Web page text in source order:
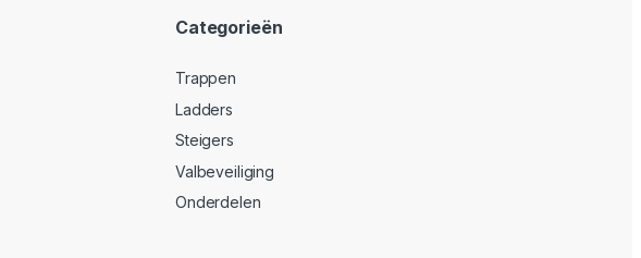
Categorieën
Trappen
Ladders
Steigers
Valbeveiliging
Onderdelen